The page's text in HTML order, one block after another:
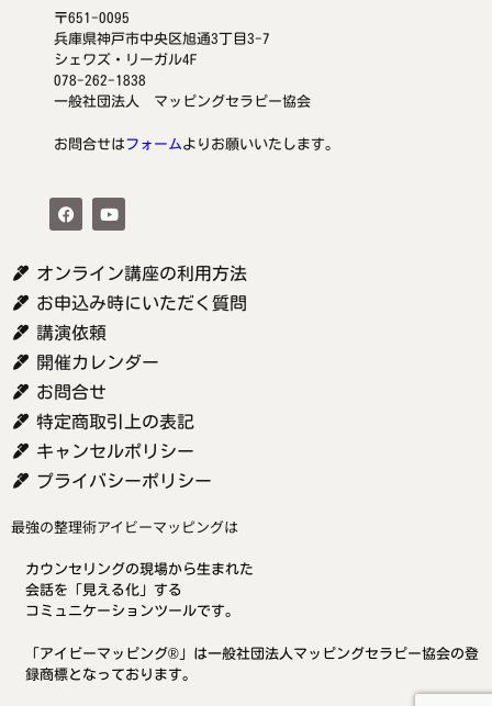
〒651-0095
兵庫県神戸市中央区旭通3丁目3-7
シェワズ・リーガル4F
078-262-1838
一般社団法人 マッピングセラピー協会
お問合せはフォームよりお願いいたします。
オンライン講座の利用方法
お申込み時にいただく質問
講演依頼
開催カレンダー
お問合せ
特定商取引上の表記
キャンセルポリシー
プライバシーポリシー
最強の整理術アイビーマッピングは
カウンセリングの現場から生まれた
会話を「見える化」する
コミュニケーションツールです。
「アイビーマッピング®」は一般社団法人マッピングセラピー協会の登
録商標となっております。